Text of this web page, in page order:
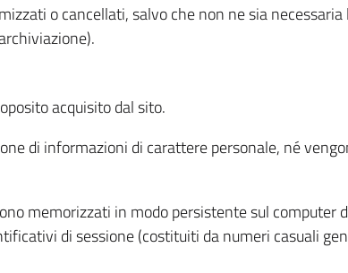
o cancellati, salvo che non ne sia
acquisito dal sito.
di informazioni di carattere personale, né
memorizzati in modo persistente sul
di sessione (costituiti da numeri casuali